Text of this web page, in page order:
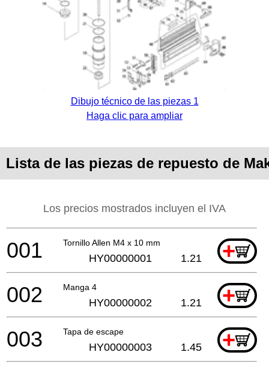
Dibujo técnico de las piezas 1
Haga clic para ampliar
Lista de las piezas de repuesto de
Los precios mostrados incluyen el IVA
Tornillo Allen M4 x 10 mm +
001 HY00000001 1.21
Manga 4 +
002 HY00000002 1.21
Tapa de escape +
003 HY00000003 1.45